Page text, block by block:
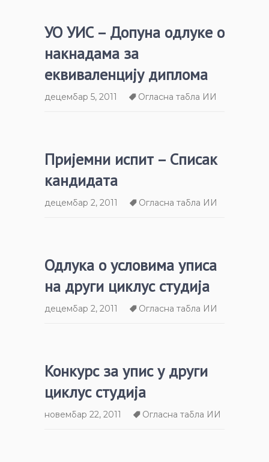
УО УИС – Допуна одлуке о
накнадама за
еквиваленцију диплома
децембар 5, 2011 Огласна табла ИИ
Пријемни испит – Списак
кандидата
децембар 2, 2011 Огласна табла ИИ
Одлука о условима уписа
на други циклус студија
децембар 2, 2011 Огласна табла ИИ
Конкурс за упис у други
циклус студија
новембар 22, 2011 Огласна табла ИИ